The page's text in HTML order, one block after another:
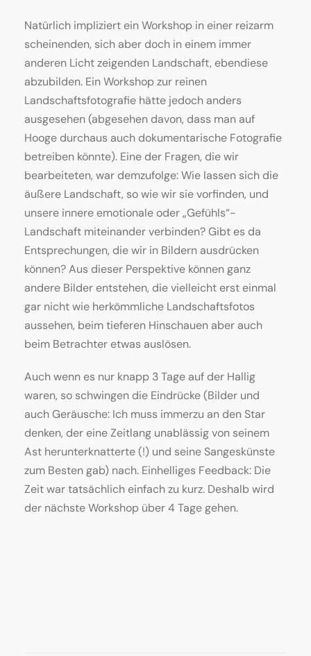
Natürlich impliziert ein Workshop in einer reizarm
scheinenden, sich aber doch in einem immer
anderen Licht zeigenden Landschaft, ebendiese
abzubilden. Ein Workshop zur reinen
Landschaftsfotografie hätte jedoch anders
ausgesehen (abgesehen davon, dass man auf
Hooge durchaus auch dokumentarische Fotografie
betreiben könnte). Eine der Fragen, die wir
bearbeiteten, war demzufolge: Wie lassen sich die
äußere Landschaft, so wie wir sie vorfinden, und
unsere innere emotionale oder „Gefühls“-
Landschaft miteinander verbinden? Gibt es da
Entsprechungen, die wir in Bildern ausdrücken
können? Aus dieser Perspektive können ganz
andere Bilder entstehen, die vielleicht erst einmal
gar nicht wie herkömmliche Landschaftsfotos
aussehen, beim tieferen Hinschauen aber auch
beim Betrachter etwas auslösen.
Auch wenn es nur knapp 3 Tage auf der Hallig
waren, so schwingen die Eindrücke (Bilder und
auch Geräusche: Ich muss immerzu an den Star
denken, der eine Zeitlang unablässig von seinem
Ast herunterknatterte (!) und seine Sangeskünste
zum Besten gab) nach. Einhelliges Feedback: Die
Zeit war tatsächlich einfach zu kurz. Deshalb wird
der nächste Workshop über 4 Tage gehen.